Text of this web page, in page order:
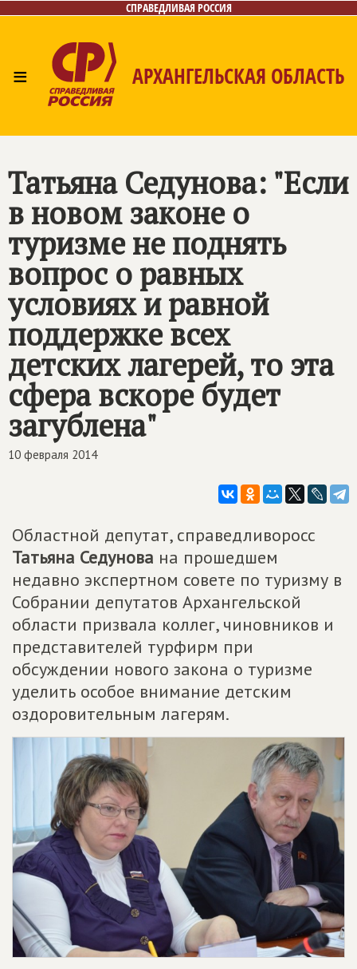
СПРАВЕДЛИВАЯ РОССИЯ
≡ АРХАНГЕЛЬСКАЯ ОБЛАСТЬ
Контакты
Татьяна Седунова: "Если
в новом законе о
туризме не поднять
вопрос о равных
условиях и равной
поддержке всех
детских лагерей, то эта
сфера вскоре будет
загублена"
10 февраля 2014
Областной депутат, справедливоросс
Татьяна Седунова на прошедшем
недавно экспертном совете по туризму в
Собрании депутатов Архангельской
области призвала коллег, чиновников и
представителей турфирм при
обсуждении нового закона о туризме
уделить особое внимание детским
оздоровительным лагерям.